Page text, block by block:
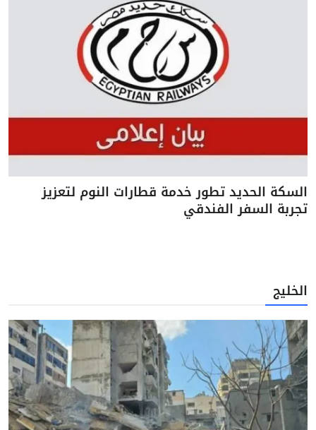
السكة الحديد تطور خدمة قطارات النوم لتعزيز
تجربة السفر الفندقي
الخليج